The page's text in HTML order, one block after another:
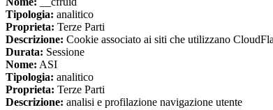
Tipologia: analitico
Proprieta: Terze Parti
Descrizione: Cookie associato ai siti che utilizzano
Durata: Sessione
Nome: ASI
Tipologia: analitico
Proprieta: Terze Parti
Descrizione: analisi e profilazione navigazione utente